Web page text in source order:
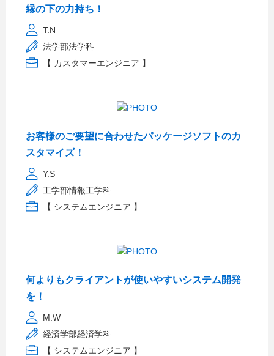
縁の下の力持ち！
T.N
法学部法学科
【 カスタマーエンジニア 】
お客様のご要望に合わせたパッケージソフトのカ
スタマイズ！
Y.S
工学部情報工学科
【 システムエンジニア 】
何よりもクライアントが使いやすいシステム開発
を！
M.W
経済学部経済学科
【 システムエンジニア 】